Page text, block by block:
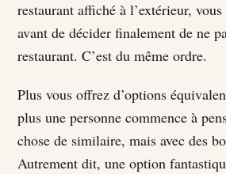
restaurant affiché à l’extérieur,
avant de décider finalement de ne
restaurant. C’est du même ordre.
Plus vous offrez d’options
plus une personne commence à
chose de similaire, mais avec des
Autrement dit, une option